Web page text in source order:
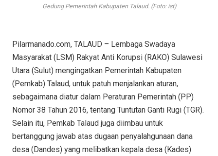
Gedung Pemerintah Kabupaten Talaud. (Foto: ist)
Pilarmanado.com, TALAUD – Lembaga Swadaya
Masyarakat (LSM) Rakyat Anti Korupsi (RAKO) Sulawesi
Utara (Sulut) mengingatkan Pemerintah Kabupaten
(Pemkab) Talaud, untuk patuh menjalankan aturan,
sebagaimana diatur dalam Peraturan Pemerintah (PP)
Nomor 38 Tahun 2016, tentang Tuntutan Ganti Rugi (TGR).
Selain itu, Pemkab Talaud juga diimbau untuk
bertanggung jawab atas dugaan penyalahgunaan dana
desa (Dandes) yang melibatkan kepala desa (Kades)